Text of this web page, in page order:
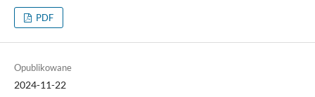
PDF
Opublikowane
2024-11-22